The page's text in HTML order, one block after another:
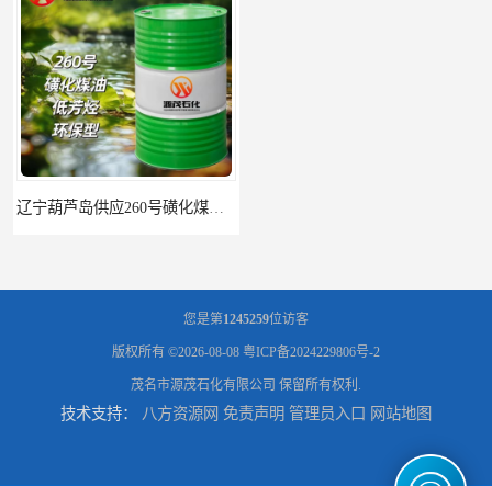
您是第1245259位访客
版权所有 ©2026-08-08 粤ICP备2024229806号-2
茂名市源茂石化有限公司 保留所有权利.
技术支持： 八方资源网 免责声明 管理员入口 网站地图